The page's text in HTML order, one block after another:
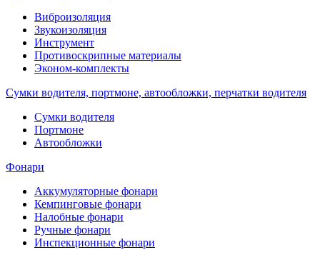
Виброизоляция
Звукоизоляция
Инструмент
Противоскрипные материалы
Эконом-комплекты
Сумки водителя, портмоне, автообложки, перчатки водителя
Cумки водителя
Портмоне
Автообложки
Фонари
Аккумуляторные фонари
Кемпинговые фонари
Налобные фонари
Ручные фонари
Инспекционные фонари